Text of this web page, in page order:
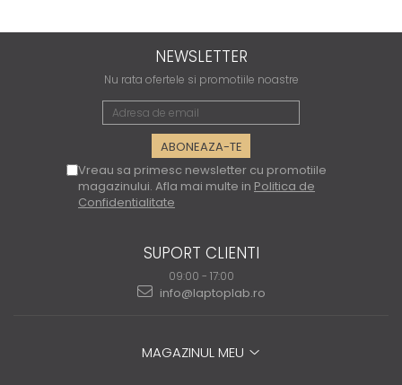
NEWSLETTER
Nu rata ofertele si promotiile noastre
Vreau sa primesc newsletter cu promotiile
magazinului. Afla mai multe in Politica de
Confidentialitate
SUPORT CLIENTI
09:00 - 17:00
info@laptoplab.ro
MAGAZINUL MEU